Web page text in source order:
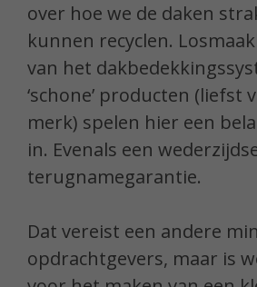
over hoe we de daken
kunnen recyclen.
van het
‘schone’ producten (liefst
merk) spelen hier een
in. Evenals een
terugnamegarantie.
Dat vereist een andere
opdrachtgevers, maar is